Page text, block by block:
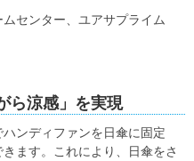
センター、ユアサプライム
ら涼感」を実現
ンディファンを日傘に固定
ます。これにより、日傘をさ